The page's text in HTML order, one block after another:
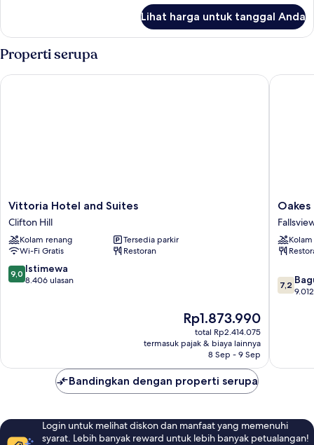
akses
difabel
(Roll-
in
Suite,
2
Tempat
Tidur
Queen,
Lihat harga untuk tanggal Anda
Properti serupa
Vittoria
Hotel
and
Suites
Clifton
Hill
Vittoria Hotel and Suites
Clifton Hill
Kolam renang
Tersedia parkir
Wi-Fi Gratis
Restoran
9.0
dari
9,0 Istimewa
8.406 ulasan
Harga
sekarang
Rp1.873.990
Rp1.873.990
total Rp2.414.075
termasuk pajak & biaya lainnya
8 Sep - 9 Sep
Vittoria Hotel and Suites
Oakes
Hotel
the
Falls
7.2
dari
7,2
Oakes
Bandingkan dengan properti serupa
Login untuk melihat diskon dan manfaat yang memenuhi
syarat. Lebih banyak reward untuk lebih banyak petualangan!